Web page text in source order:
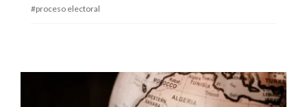
proceso electoral